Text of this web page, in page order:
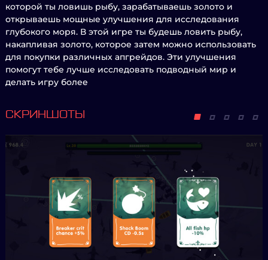
которой ты ловишь рыбу, зарабатываешь золото и
открываешь мощные улучшения для исследования
глубокого моря. В этой игре ты будешь ловить рыбу,
накапливая золото, которое затем можно использовать
для покупки различных апгрейдов. Эти улучшения
помогут тебе лучше исследовать подводный мир и
делать игру более
СКРИНШОТЫ